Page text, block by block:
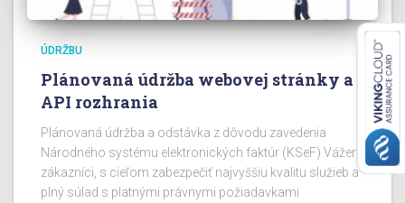
ÚDRŽBU
Plánovaná údržba webovej stránky a
API rozhrania
Plánovaná údržba a odstávka z dôvodu zavedenia
Národného systému elektronických faktúr (KSeF) Vážení
zákazníci, s cieľom zabezpečiť najvyššiu kvalitu služieb a
plný súlad s platnými právnymi požiadavkami